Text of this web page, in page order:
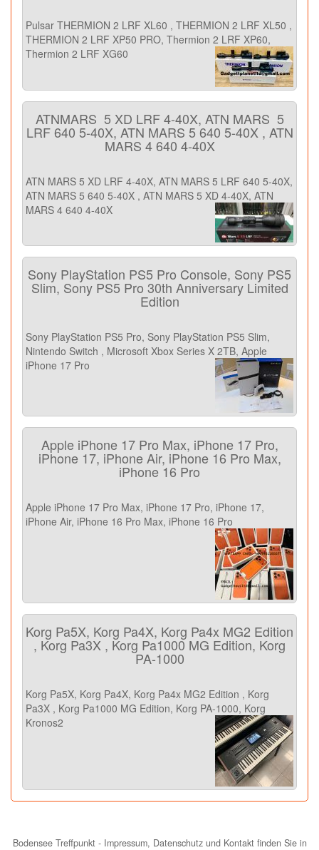
Pulsar THERMION 2 LRF XL60 , THERMION 2 LRF XL50 ,
THERMION 2 LRF XP50 PRO, Thermion 2 LRF XP60,
Thermion 2 LRF XG60
ATNMARS 5 XD LRF 4-40X, ATN MARS 5
LRF 640 5-40X, ATN MARS 5 640 5-40X , ATN
MARS 4 640 4-40X
ATN MARS 5 XD LRF 4-40X, ATN MARS 5 LRF 640 5-40X,
ATN MARS 5 640 5-40X , ATN MARS 5 XD 4-40X, ATN
MARS 4 640 4-40X
Sony PlayStation PS5 Pro Console, Sony PS5
Slim, Sony PS5 Pro 30th Anniversary Limited
Edition
Sony PlayStation PS5 Pro, Sony PlayStation PS5 Slim,
Nintendo Switch , Microsoft Xbox Series X 2TB, Apple
iPhone 17 Pro
Apple iPhone 17 Pro Max, iPhone 17 Pro,
iPhone 17, iPhone Air, iPhone 16 Pro Max,
iPhone 16 Pro
Apple iPhone 17 Pro Max, iPhone 17 Pro, iPhone 17,
iPhone Air, iPhone 16 Pro Max, iPhone 16 Pro
Korg Pa5X, Korg Pa4X, Korg Pa4x MG2 Edition
, Korg Pa3X , Korg Pa1000 MG Edition, Korg
PA-1000
Korg Pa5X, Korg Pa4X, Korg Pa4x MG2 Edition , Korg
Pa3X , Korg Pa1000 MG Edition, Korg PA-1000, Korg
Kronos2
Bodensee Treffpunkt - Impressum, Datenschutz und Kontakt finden Sie in